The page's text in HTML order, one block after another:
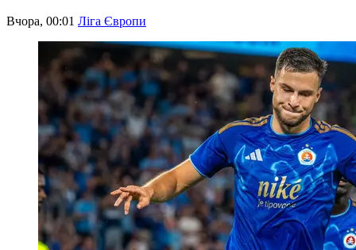
Вчора, 00:01 Ліга Європи